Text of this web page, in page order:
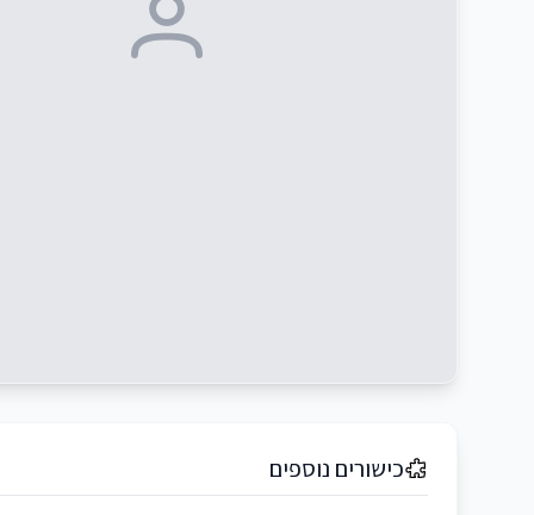
כישורים נוספים